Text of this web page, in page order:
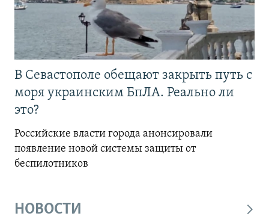
В Севастополе обещают закрыть путь с
моря украинским БпЛА. Реально ли
это?
Российские власти города анонсировали
появление новой системы защиты от
беспилотников
НОВОСТИ